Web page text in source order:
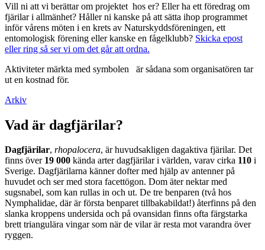
Vill ni att vi berättar om projektet hos er? Eller ha ett föredrag om
fjärilar i allmänhet? Håller ni kanske på att sätta ihop programmet
inför vårens möten i en krets av Naturskyddsföreningen, ett
entomologisk förening eller kanske en fågelklubb? Skicka epost
eller ring så ser vi om det går att ordna.
Aktiviteter märkta med symbolen
är sådana som organisatören tar
ut en kostnad för.
Arkiv
Vad är dagfjärilar?
Dagfjärilar, rhopalocera, är huvudsakligen dagaktiva fjärilar. Det
finns över 19 000 kända arter dagfjärilar i världen, varav cirka 110 i
Sverige. Dagfjärilarna känner dofter med hjälp av antenner på
huvudet och ser med stora facettögon. Dom äter nektar med
sugsnabel, som kan rullas in och ut. De tre benparen (två hos
Nymphalidae, där är första benparet tillbakabildat!) återfinns på den
slanka kroppens undersida och på ovansidan finns ofta färgstarka
brett triangulära vingar som när de vilar är resta mot varandra över
ryggen.